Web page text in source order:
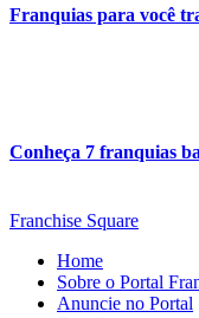
Franquias para você
Conheça 7 franquias
Franchise Square
Home
Sobre o Portal
Anuncie no Portal